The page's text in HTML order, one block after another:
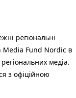
регіональні
Media Fund Nordic в
медіа.
з офіційною